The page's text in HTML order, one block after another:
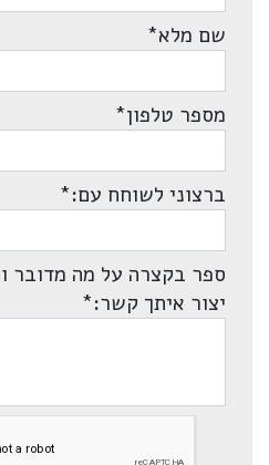
שם מלא*
מספר טלפון*
ברצוני לשוחח עם:*
ספר בקצרה על מה מדובר
יצור איתך קשר:*